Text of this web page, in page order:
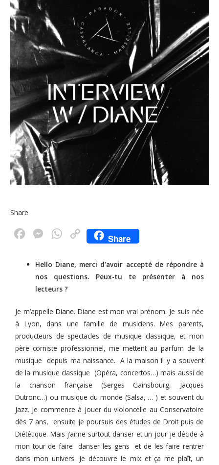
Share
c
o
o
k
M
s
s
e
n
g
e
r
W
a
t
s
p
p
C
p
y
i
n
k
Share
Hello Diane, merci d’avoir accepté de répondre à
nos questions. Peux-tu te présenter à nos
lecteurs ?
Je m’appelle Diane. Diane est mon vrai prénom. Je suis née
à Lyon, dans une famille de musiciens. Mes parents,
producteurs de spectacles de musique classique, et mon
père corniste professionnel, me mettent au parfum de la
musique depuis ma naissance. A la maison il y a souvent
de la musique classique (Opéra, concertos…) mais aussi de
la chanson française (Serges Gainsbourg, Jacques
Dutronc…) ou musique du monde (Salsa, … ) et souvent du
Jazz. Je commence à jouer du violoncelle au Conservatoire
dès 7 ans, ensuite je poursuis des études de Droit puis de
Diététique. Mais j’aime surtout danser et un jour je décide à
mon tour de faire danser les gens et de les faire rentrer
dans mon univers. Je découvre le mix et ça me plaît, un